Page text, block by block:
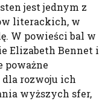
jest jednym z
literackich, w
W powieści bal w
Elizabeth Bennet i
poważne
rozwoju ich
wyższych sfer,